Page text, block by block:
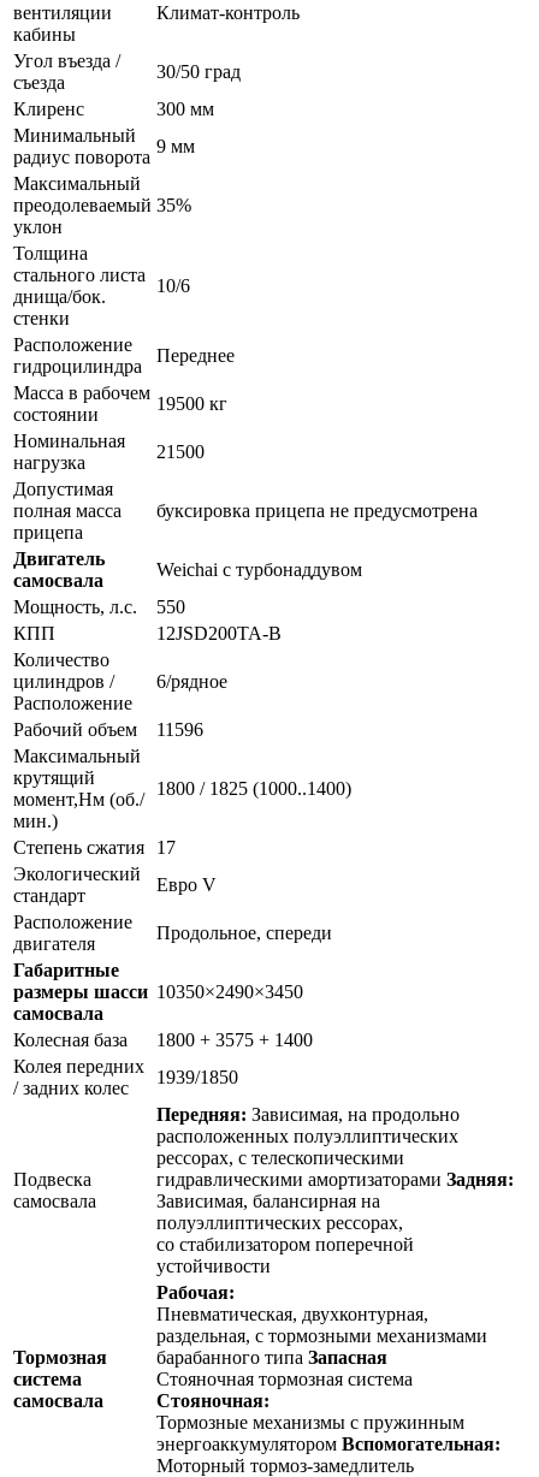
вентиляции
кабины
Климат-контроль
Угол въезда /
съезда
30/50 град
Клиренс
300 мм
Минимальный
радиус поворота
9 мм
Максимальный
преодолеваемый
уклон
35%
Толщина
стального листа
днища/бок.
стенки
10/6
Расположение
гидроцилиндра
Переднее
Масса в рабочем
состоянии
19500 кг
Номинальная
нагрузка
21500
Допустимая
полная масса
прицепа
буксировка прицепа не предусмотрена
Двигатель
самосвала
Weichai с турбонаддувом
Мощность, л.с.
550
КПП
12JSD200TA-B
Количество
цилиндров /
Расположение
6/рядное
Рабочий объем
11596
Максимальный
крутящий
момент,Нм (об./
мин.)
1800 / 1825 (1000..1400)
Степень сжатия
17
Экологический
стандарт
Евро V
Расположение
двигателя
Продольное, спереди
Габаритные
размеры шасси
самосвала
10350×2490×3450
Колесная база
1800 + 3575 + 1400
Колея передних
/ задних колес
1939/1850
Подвеска
самосвала
Передняя: Зависимая, на продольно
расположенных полуэллиптических
рессорах, с телескопическими
гидравлическими амортизаторами Задняя:
Зависимая, балансирная на
полуэллиптических рессорах,
со стабилизатором поперечной
устойчивости
Тормозная
система
самосвала
Рабочая:
Пневматическая, двухконтурная,
раздельная, с тормозными механизмами
барабанного типа Запасная
Стояночная тормозная система
Стояночная:
Тормозные механизмы с пружинным
энергоаккумулятором Вспомогательная:
Моторный тормоз-замедлитель